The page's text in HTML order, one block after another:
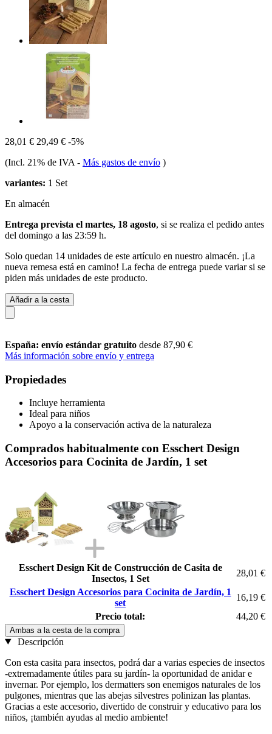
28,01 € 29,49 € -5%
(Incl. 21% de IVA - Más gastos de envío )
variantes: 1 Set
En almacén
Entrega prevista el martes, 18 agosto, si se realiza el pedido antes
del domingo a las 23:59 h.
Solo quedan 14 unidades de este artículo en nuestro almacén. ¡La
nueva remesa está en camino! La fecha de entrega puede variar si se
piden más unidades de este producto.
Añadir a la cesta
España: envío estándar gratuito desde 87,90 €
Más información sobre envío y entrega
Propiedades
Incluye herramienta
Ideal para niños
Apoyo a la conservación activa de la naturaleza
Comprados habitualmente con Esschert Design
Accesorios para Cocinita de Jardín, 1 set
Esschert Design Kit de Construcción de Casita de
Insectos, 1 Set
28,01 €
Esschert Design Accesorios para Cocinita de Jardín, 1
set
16,19 €
Precio total:
44,20 €
Ambas a la cesta de la compra
Descripción
Con esta casita para insectos, podrá dar a varias especies de insectos
-extremadamente útiles para su jardín- la oportunidad de anidar e
invernar. Por ejemplo, los dermatters son enemigos naturales de los
pulgones, mientras que las abejas silvestres polinizan las plantas.
Gracias a este accesorio, divertido de construir y educativo para los
niños, ¡también ayudas al medio ambiente!